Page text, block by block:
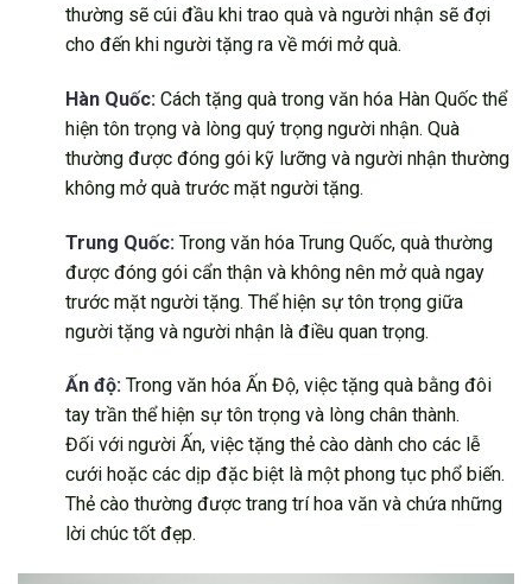
thường sẽ cúi đầu khi trao quà và người nhận sẽ đợi
cho đến khi người tặng ra về mới mở quà.
Hàn Quốc: Cách tặng quà trong văn hóa Hàn Quốc thể
hiện tôn trọng và lòng quý trọng người nhận. Quà
thường được đóng gói kỹ lưỡng và người nhận thường
không mở quà trước mặt người tặng.
Trung Quốc: Trong văn hóa Trung Quốc, quà thường
được đóng gói cẩn thận và không nên mở quà ngay
trước mặt người tặng. Thể hiện sự tôn trọng giữa
người tặng và người nhận là điều quan trọng.
Ấn độ: Trong văn hóa Ấn Độ, việc tặng quà bằng đôi
tay trần thể hiện sự tôn trọng và lòng chân thành.
Đối với người Ấn, việc tặng thẻ cào dành cho các lễ
cưới hoặc các dịp đặc biệt là một phong tục phổ biến.
Thẻ cào thường được trang trí hoa văn và chứa những
lời chúc tốt đẹp.